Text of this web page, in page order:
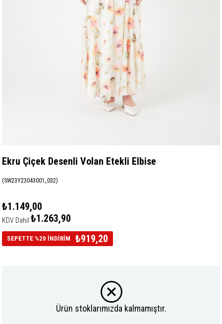
Ekru Çiçek Desenli Volan Etekli Elbise
(SW23Y23043001_032)
₺1.149,00
KDV Dahil ₺1.263,90
SEPETTE %20 İNDİRİM ₺919,20
Ürün stoklarımızda kalmamıştır.